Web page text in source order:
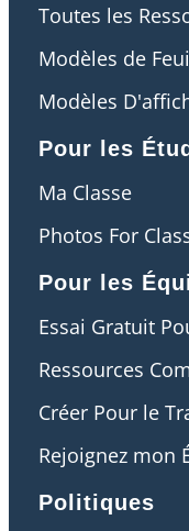
Pour les
Ma Classe
Photos For
Toutes les
Modèles de
Modèles
Pour les
Essai Gratuit
Ressources
Créer Pour le
Rejoignez mon
Politiques